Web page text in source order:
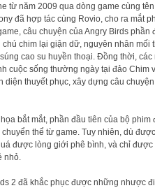
từ năm 2009 qua dòng game cùng
đã hợp tác cùng Rovio, cho ra mắt
câu chuyện của Angry Birds phần
chim lại giận dữ, nguyên nhân mối
cao su huyền thoại. Đồng thời, các
cuộc sống thường ngày tại đảo Chim
thuyết phục, xây dựng câu chuyện
bắt mắt, phần đầu tiên của bộ phim
thể từ game. Tuy nhiên, dù được
được lòng giới phê bình, và chỉ được
nhỏ.
2 đã khắc phục được những nhược